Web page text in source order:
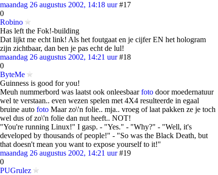
maandag 26 augustus 2002, 14:18 uur #17
0
Robino
Has left the Fok!-building
Dat lijkt me echt link! Als het foutgaat en je cijfer EN het hologram
zijn zichtbaar, dan ben je pas echt de lul!
maandag 26 augustus 2002, 14:21 uur #18
0
ByteMe
Guinness is good for you!
Meuh nummerbord was laatst ook onleesbaarfoto door moedernatuur
wel te verstaan.. even wezen spelen met 4X4 resulteerde in egaal
bruine auto foto Maar zo\'n folie.. mja.. vroeg of laat pakken ze je toch
wel dus of zo\'n folie dan nut heeft.. NOT!
"You're running Linux!" I gasp. - "Yes." - "Why?" - "Well, it's
developed by thousands of people!" - "So was the Black Death, but
that doesn't mean you want to expose yourself to it!"
maandag 26 augustus 2002, 14:21 uur #19
0
PUGrulez